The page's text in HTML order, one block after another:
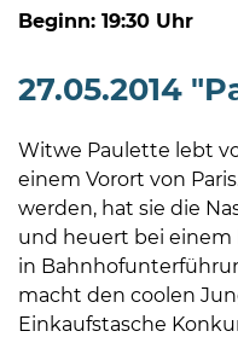
sowie
der
Öffnungszeiten
nach
Vereinbarung.
Beginn: 19:30 Uhr
27.05.2014
Witwe Paulette lebt
einem Vorort von
werden, hat sie die
und heuert bei einem
in
macht den coolen
Einkaufstasche